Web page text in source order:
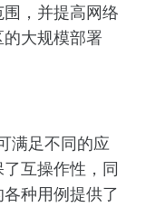
，并提高网络
大规模部署
满足不同的应
互操作性，同
种用例提供了